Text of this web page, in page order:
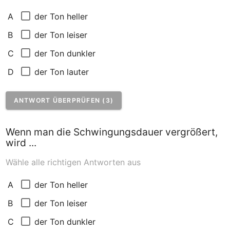
A
der Ton heller
B
der Ton leiser
C
der Ton dunkler
D
der Ton lauter
ANTWORT ÜBERPRÜFEN (3)
Wenn man die Schwingungsdauer vergrößert,
wird ...
Wähle alle richtigen Antworten aus
A
der Ton heller
B
der Ton leiser
C
der Ton dunkler